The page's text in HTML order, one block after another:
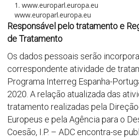
1. www.europarl.europa.eu
www.europarl.europa.eu
Responsável pelo tratamento e
de Tratamento
Os dados pessoais serão
correspondente atividade de
Programa Interreg Espanha-
2020. A relação atualizada das
tratamento realizadas pela
Europeus e pela Agência para o
Coesão, I.P. – ADC encontra-se